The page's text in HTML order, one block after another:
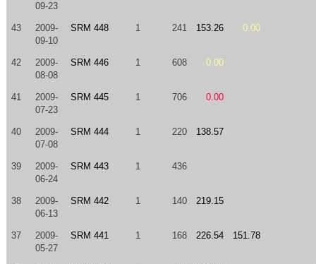
09-23
43
2009-
09-10
SRM 448 1 241 153.26 0.00
42
2009-
08-08
SRM 446 1 608 0.00
41
2009-
07-23
SRM 445 1 706 0.00
40
2009-
07-08
SRM 444 1 220 138.57
39
2009-
06-24
SRM 443 1 436
38
2009-
06-13
SRM 442 1 140 219.15
37
2009-
05-27
SRM 441 1 168 226.54 151.78